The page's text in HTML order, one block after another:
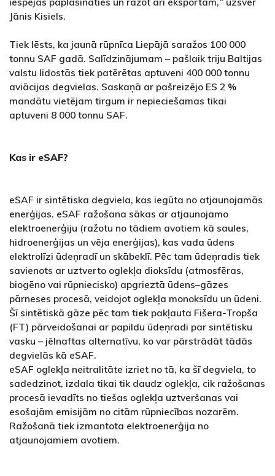
Jānis Kisiels.
Tiek lēsts, ka jaunā rūpnīca Liepājā saražos 100 000
tonnu SAF gadā. Salīdzinājumam – pašlaik triju Baltijas
valstu lidostās tiek patērētas aptuveni 400 000 tonnu
aviācijas degvielas. Saskaņā ar pašreizējo ES 2 %
mandātu vietējam tirgum ir nepieciešamas tikai
aptuveni 8 000 tonnu SAF.
Kas ir eSAF?
eSAF ir sintētiska degviela, kas iegūta no atjaunojamās
enerģijas. eSAF ražošana sākas ar atjaunojamo
elektroenerģiju (ražotu no tādiem avotiem kā saules,
hidroenerģijas un vēja enerģijas), kas vada ūdens
elektrolīzi ūdeņradī un skābeklī. Pēc tam ūdeņradis tiek
savienots ar uztverto oglekļa dioksīdu (atmosfēras,
biogēno vai rūpniecisko) apgrieztā ūdens–gāzes
pārneses procesā, veidojot oglekļa monoksīdu un ūdeni.
Šī sintētiskā gāze pēc tam tiek pakļauta Fišera-Tropša
(FT) pārveidošanai ar papildu ūdeņradi par sintētisku
vasku – jēlnaftas alternatīvu, ko var pārstrādāt tādās
degvielās kā eSAF.
eSAF oglekļa neitralitāte izriet no tā, ka šī degviela, to
sadedzinot, izdala tikai tik daudz oglekļa, cik ražošanas
procesā ievadīts no tiešas oglekļa uztveršanas vai
esošajām emisijām no citām rūpniecības nozarēm.
Ražošanā tiek izmantota elektroenerģija no
atjaunojamiem avotiem.